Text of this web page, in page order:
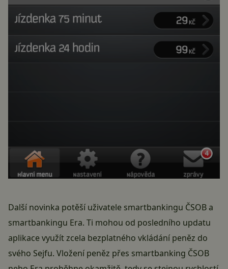
Další novinka potěší uživatele smartbankingu ČSOB a
smartbankingu Era. Ti mohou od posledního updatu
aplikace využít zcela bezplatného vkládání peněz do
svého Sejfu. Vložení peněz přes smartbanking ČSOB